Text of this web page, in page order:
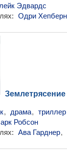
Эдвардс
Одри Хепберн
Землетрясение
, драма, триллер
Робсон
Ава Гарднер,